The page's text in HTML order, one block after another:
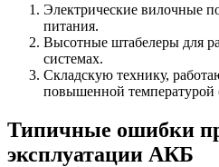
Электрические вилочные
питания.
Высотные штабелеры для
системах.
Складскую технику,
повышенной температурой
Типичные ошибки
эксплуатации АКБ